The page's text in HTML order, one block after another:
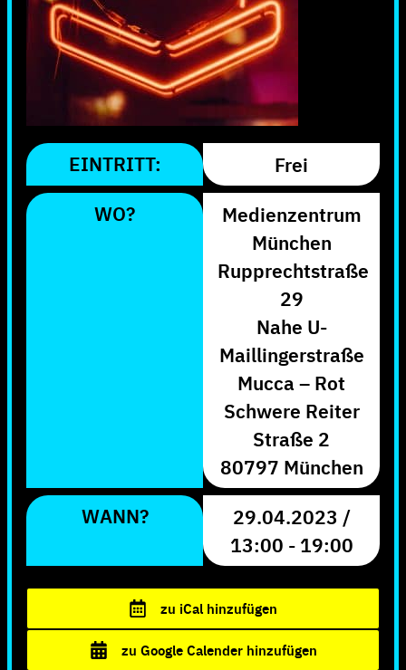
EINTRITT:
Frei
WO?
Medienzentrum
München
Rupprechtstraße
29
Nahe U-
Maillingerstraße
Mucca – Rot
Schwere Reiter
Straße 2
80797 München
WANN?
29.04.2023 /
13:00 - 19:00
zu iCal hinzufügen
zu Google Calender hinzufügen